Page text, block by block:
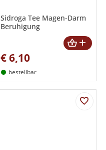
Sidroga Tee Magen-Darm
Beruhigung
€6,10
bestellbar